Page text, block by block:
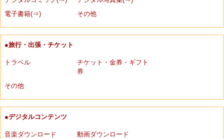
電子書籍(⇒)
その他
●旅行・出張・チケット
トラベル
チケット・金券・ギフト
券
その他
●デジタルコンテンツ
音楽ダウンロード
動画ダウンロード